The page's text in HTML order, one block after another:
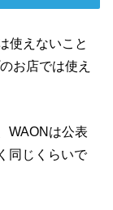
使えないこと
お店では使え
WAONは公表
同じくらいで